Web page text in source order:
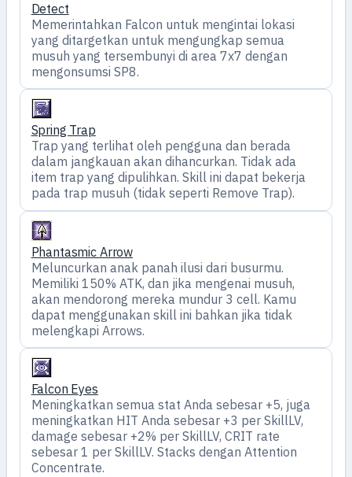
Detect
Memerintahkan Falcon untuk mengintai lokasi
yang ditargetkan untuk mengungkap semua
musuh yang tersembunyi di area 7x7 dengan
mengonsumsi SP8.
Spring Trap
Trap yang terlihat oleh pengguna dan berada
dalam jangkauan akan dihancurkan. Tidak ada
item trap yang dipulihkan. Skill ini dapat bekerja
pada trap musuh (tidak seperti Remove Trap).
Phantasmic Arrow
Meluncurkan anak panah ilusi dari busurmu.
Memiliki 150% ATK, dan jika mengenai musuh,
akan mendorong mereka mundur 3 cell. Kamu
dapat menggunakan skill ini bahkan jika tidak
melengkapi Arrows.
Falcon Eyes
Meningkatkan semua stat Anda sebesar +5, juga
meningkatkan HIT Anda sebesar +3 per SkillLV,
damage sebesar +2% per SkillLV, CRIT rate
sebesar 1 per SkillLV. Stacks dengan Attention
Concentrate.